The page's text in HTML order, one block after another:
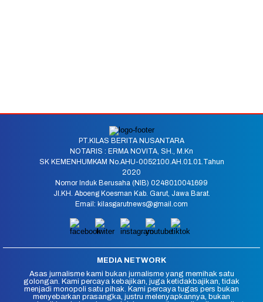
PT.KILAS BERITA NUSANTARA
NOTARIS : ERMA NOVITA, SH., M.Kn
SK KEMENHUMKAM No.AHU-0052100.AH.01.01.Tahun
2020
Nomor Induk Berusaha (NIB) 0248010041699
Jl.KH. Aboeng Koesman Kab. Garut, Jawa Barat.
Email: kilasgarutnews@gmail.com
MEDIA NETWORK
Asas jurnalisme kami bukan jurnalisme yang memihak satu
golongan. Kami percaya kebajikan, juga ketidakbajikan, tidak
menjadi monopoli satu pihak. Kami percaya tugas pers bukan
menyebarkan prasangka, justru melenyapkannya, bukan